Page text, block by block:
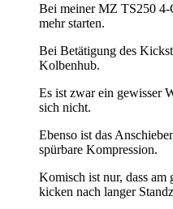
Bei meiner MZ TS250 4-
mehr starten.
Bei Betätigung des
Kolbenhub.
Es ist zwar ein gewisser
sich nicht.
Ebenso ist das
spürbare Kompression.
Komisch ist nur, dass
kicken nach langer